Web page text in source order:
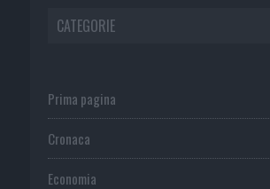
CATEGORIE
Prima pagina
Cronaca
Economia